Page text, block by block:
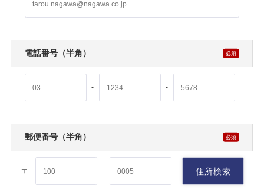
電話番号（半角）
- -
郵便番号（半角）
〒 - 住所検索